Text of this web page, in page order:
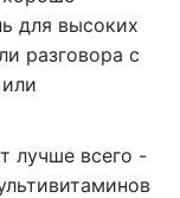
для высоких
разговора с
лучше всего -